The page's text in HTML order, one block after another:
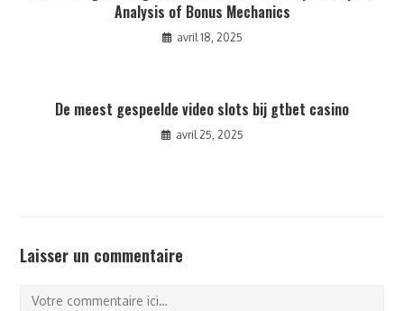
Analysis of Bonus Mechanics
avril 18, 2025
De meest gespeelde video slots bij gtbet casino
avril 25, 2025
Laisser un commentaire
Comment